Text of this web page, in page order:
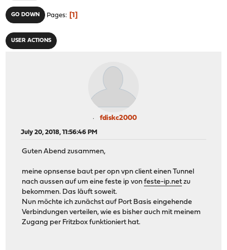
GO DOWN Pages 1
USER ACTIONS
fdiskc2000
July 20, 2018, 11:56:46 PM
Guten Abend zusammen,
meine opnsense baut per opn vpn client einen Tunnel
nach aussen auf um eine feste ip vonfeste-ip.netzu
bekommen. Das läuft soweit.
Nun möchte ich zunächst auf Port Basis eingehende
Verbindungen verteilen, wie es bisher auch mit meinem
Zugang per Fritzbox funktioniert hat.